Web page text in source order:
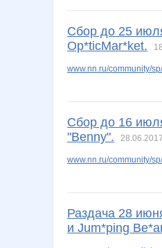
Фаина
Сбор до 25
Op*ticMar*ket.
www.nn.ru/community/
Сбор до 16
"Benny".
www.nn.ru/community/
Раздача 28
и Jum*ping